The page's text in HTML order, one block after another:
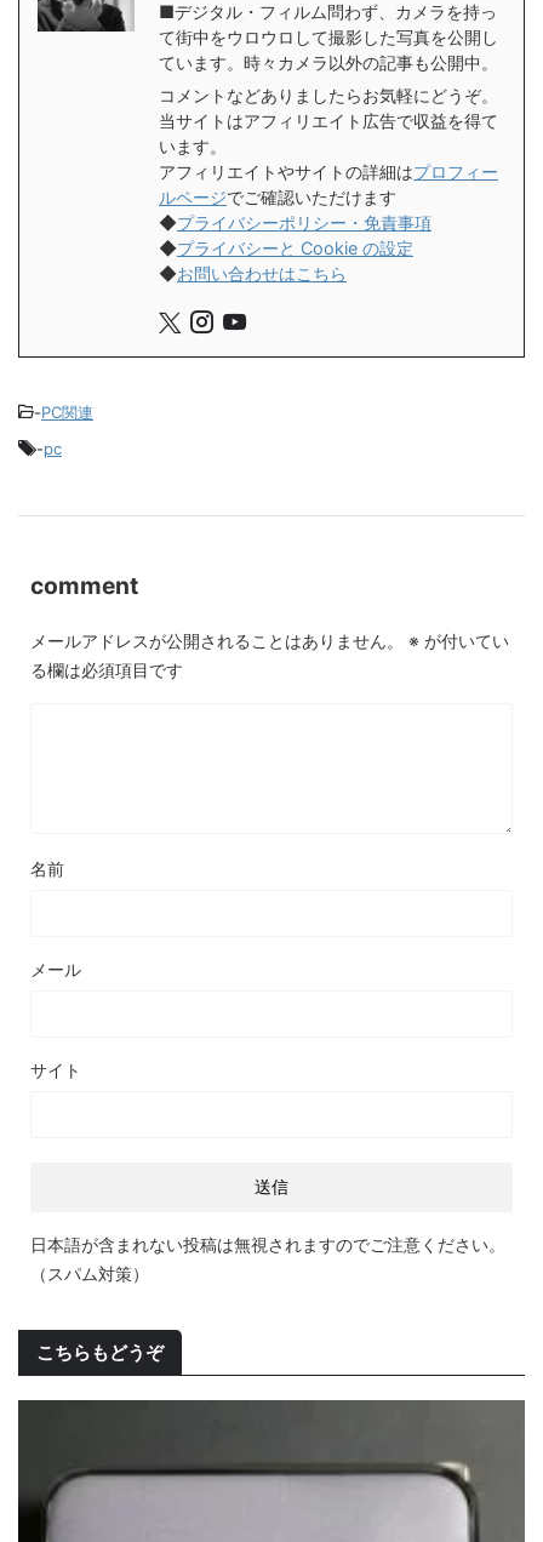
■デジタル・フィルム問わず、カメラを持っ
て街中をウロウロして撮影した写真を公開し
ています。時々カメラ以外の記事も公開中。
コメントなどありましたらお気軽にどうぞ。
当サイトはアフィリエイト広告で収益を得て
います。
アフィリエイトやサイトの詳細はプロフィー
ルページでご確認いただけます
◆プライバシーポリシー・免責事項
◆プライバシーと Cookie の設定
◆お問い合わせはこちら
-PC関連
-pc
comment
メールアドレスが公開されることはありません。 ※ が付いてい
る欄は必須項目です
名前
メール
サイト
日本語が含まれない投稿は無視されますのでご注意ください。
（スパム対策）
こちらもどうぞ